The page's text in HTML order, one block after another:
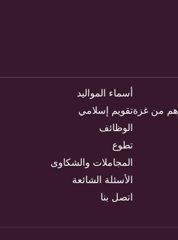
من غزة
أسماء المواليد
تقويم إسلامي
الوظائف
تطوع
المجاملات والشكاوى
الأسئلة الشائعة
اتصل بنا